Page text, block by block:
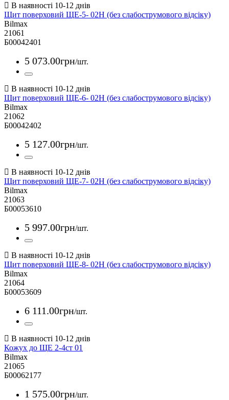
Щит поверховий ЩЕ-5- 02Н (без слабострумового відсіку)
Bilmax
21061
Б00042401
5 073.00грн/шт.
Щит поверховий ЩЕ-6- 02Н (без слабострумового відсіку)
Bilmax
21062
Б00042402
5 127.00грн/шт.
Щит поверховий ЩЕ-7- 02Н (без слабострумового відсіку)
Bilmax
21063
Б00053610
5 997.00грн/шт.
Щит поверховий ЩЕ-8- 02Н (без слабострумового відсіку)
Bilmax
21064
Б00053609
6 111.00грн/шт.
Кожух до ЩЕ 2-4ст 01
Bilmax
21065
Б00062177
1 575.00грн/шт.